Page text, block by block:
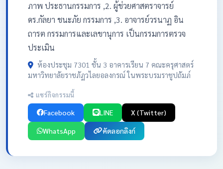
ภาพ ประธานกรรมการ ,2. ผู้ช่วยศาสตราจารย์
ดร.กัลยา ชนะภัย กรรมการ ,3. อาจารย์วรนาฏ อิน
ถารต กรรมการและเลขานุการ เป็นกรรมการตรวจ
ประเมิน
ห้องประชุม 7301 ชั้น 3 อาคารเรียน 7 คณะครุศาสตร์
มหาวิทยาลัยราชภัฏวไลยอลงกรณ์ ในพระบรมราชูปถัมภ์
แชร์กิจกรรมนี้
Facebook LINE X (Twitter)
WhatsApp คัดลอกลิงก์